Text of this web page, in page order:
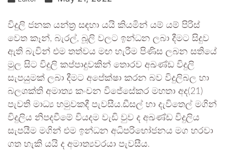
විදුලි ජනක යන්ත‍්‍ර සඳහා යයි කියමින් යම් යම් පිරිස්
වෙත කෑන්, බැරල්, බූලි වලට ඉන්ධන ලබා දීමට සිදුව
ඇති බැවින් එම තත්වය මඟ හැරීම පිණිස ලබන සතියේ
මුල සිට විදුලි කප්පාදුවකින් තොරව අඛණ්ඩ විදුලි
සැපයුමක් ලබා දීමට අපේක්ෂා කරන බව විදුලිබල හා
බලශක්ති අමාත්‍ය කංචන විජේසේකර මහතා අද(21)
පැවති මාධ්‍ය හමුවකදී පැවසීය.ඩීසල් හා දැවිතෙල් මගින්
විදුලිය නිපදවීමේ වියදම වැඩි වුව ද අඛණ්ඩ විදුලිය
සැපයීම මගින් එම ඉන්ධන අධිපරිභෝජනය මග හරවා
ගත හැකි යයි ද අමාත්‍යවරයා පැවසීය.